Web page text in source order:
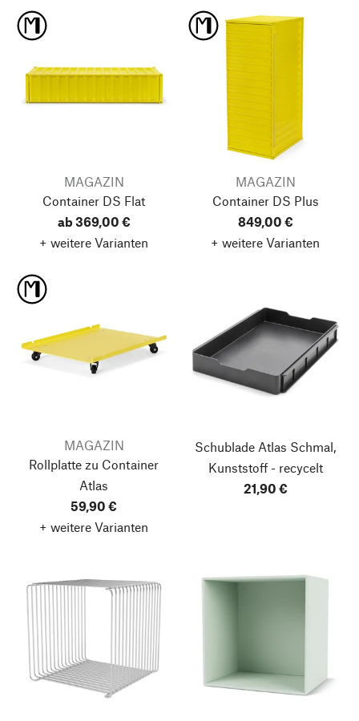
MAGAZIN
Container DS Flat
ab 369,00 €
+ weitere Varianten
MAGAZIN
Container DS Plus
849,00 €
+ weitere Varianten
MAGAZIN
Rollplatte zu Container
Atlas
59,90 €
+ weitere Varianten
Schublade Atlas Schmal,
Kunststoff - recycelt
21,90 €